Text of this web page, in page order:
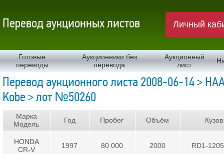
Перевод аукционных листов Личный
Готовые
переводы
Аукционники без
перевода
Аукционный
лист
Перевод аукционного листа 2008-06-14 >
Kobe > лот №50260
Марка
Модель
HONDA
CR-V
Год
1997
Пробег
80 000
Объём
2000
Кузов
RD1-